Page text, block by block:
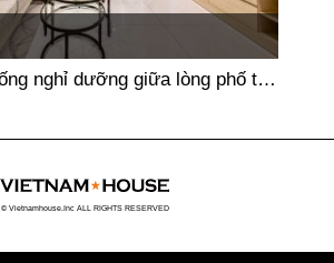
Trải nghiệm sống nghỉ dưỡng giữa lòng phố tại căn hộ 2 phòng ngủ Vinhomes Central Park
© Vietnamhouse.Inc ALL RIGHTS RESERVED